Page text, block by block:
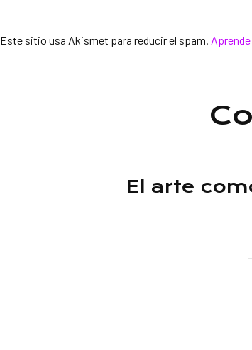
Este sitio usa Akismet para reducir el spam.
El arte